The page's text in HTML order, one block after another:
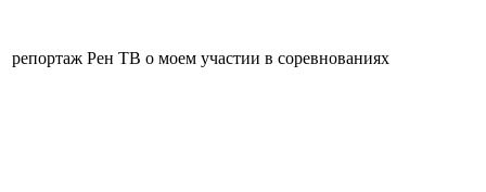
репортаж Рен ТВ о моем участии в соревнованиях